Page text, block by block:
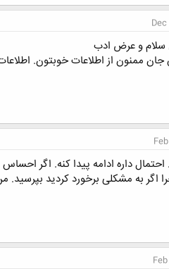
Dec
سلام و عرض ادب
ممنون از اطلاعات خوبتون. اطلاعات خیلی مفیدی
احتمال داره ادامه پیدا کنه. اگر
اگر به مشکلی برخورد کردید بپرسید.